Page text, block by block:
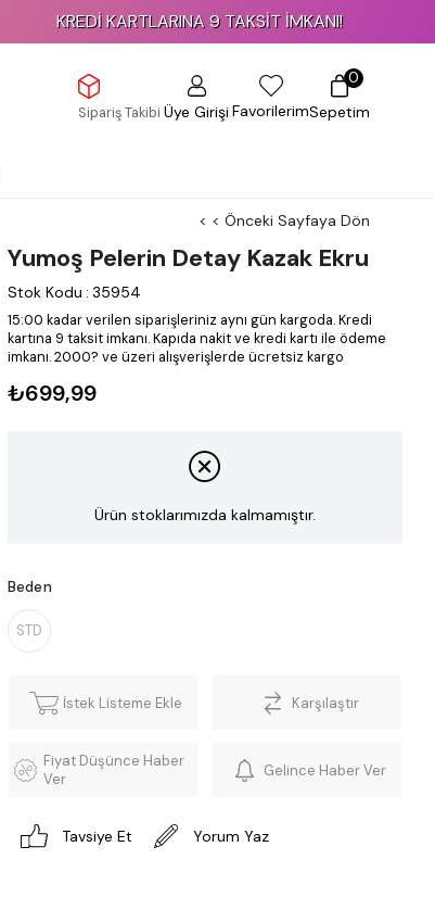
KREDİ KARTLARINA 9 TAKSİT İMKANI!
Sipariş Takibi Üye GirişiFavorilerimSepetim
0
< < Önceki Sayfaya Dön
Yumoş Pelerin Detay Kazak Ekru
Stok Kodu : 35954
15:00 kadar verilen siparişleriniz aynı gün kargoda. Kredi
kartına 9 taksit imkanı. Kapıda nakit ve kredi kartı ile ödeme
imkanı. 2000? ve üzeri alışverişlerde ücretsiz kargo
₺699,99
Ürün stoklarımızda kalmamıştır.
Beden
STD
İstek Listeme Ekle Karşılaştır
Fiyat Düşünce Haber
Ver
Gelince Haber Ver
Tavsiye Et Yorum Yaz